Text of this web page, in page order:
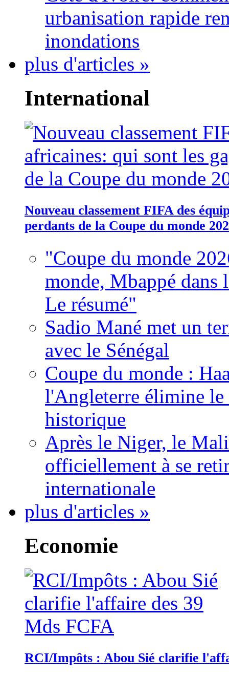
urbanisation rapide
inondations
plus d'articles »
International
Nouveau classement FIFA des
perdants de la Coupe du monde
"Coupe du monde
monde, Mbappé dans
Le résumé"
Sadio Mané met un
avec le Sénégal
Coupe du monde :
l'Angleterre élimine
historique
Après le Niger, le
officiellement à se
internationale
plus d'articles »
Economie
RCI/Impôts : Abou Sié clarifie